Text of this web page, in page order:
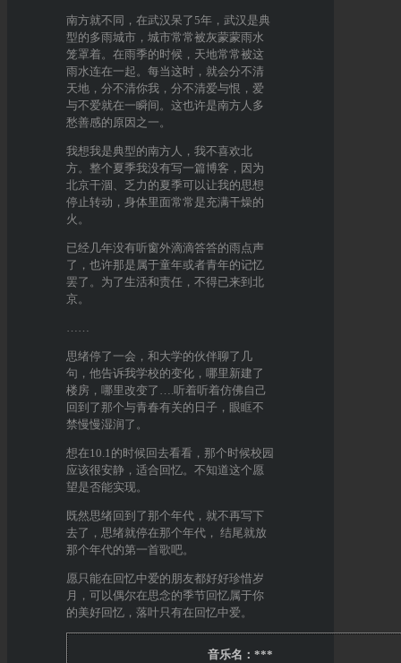
南方就不同，在武汉呆了5年，武汉是典
型的多雨城市，城市常常被灰蒙蒙雨水
笼罩着。在雨季的时候，天地常常被这
雨水连在一起。每当这时，就会分不清
天地，分不清你我，分不清爱与恨，爱
与不爱就在一瞬间。这也许是南方人多
愁善感的原因之一。
我想我是典型的南方人，我不喜欢北
方。整个夏季我没有写一篇博客，因为
北京干涸、乏力的夏季可以让我的思想
停止转动，身体里面常常是充满干燥的
火。
已经几年没有听窗外滴滴答答的雨点声
了，也许那是属于童年或者青年的记忆
罢了。为了生活和责任，不得已来到北
京。
……
思绪停了一会，和大学的伙伴聊了几
句，他告诉我学校的变化，哪里新建了
楼房，哪里改变了….听着听着仿佛自己
回到了那个与青春有关的日子，眼眶不
禁慢慢湿润了。
想在10.1的时候回去看看，那个时候校园
应该很安静，适合回忆。不知道这个愿
望是否能实现。
既然思绪回到了那个年代，就不再写下
去了，思绪就停在那个年代， 结尾就放
那个年代的第一首歌吧。
愿只能在回忆中爱的朋友都好好珍惜岁
月，可以偶尔在思念的季节回忆属于你
的美好回忆，落叶只有在回忆中爱。
音乐名：***